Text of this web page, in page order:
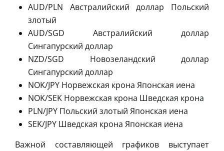
AUD/PLN Австралийский доллар Польский
злотый
AUD/SGD Австралийский доллар
Сингапурский доллар
NZD/SGD Новозеландский доллар
Сингапурский доллар
NOK/JPY Норвежская крона Японская иена
NOK/SEK Норвежская крона Шведская крона
PLN/JPY Польский злотый Японская иена
SEK/JPY Шведская крона Японская иена
Важной составляющей графиков выступает